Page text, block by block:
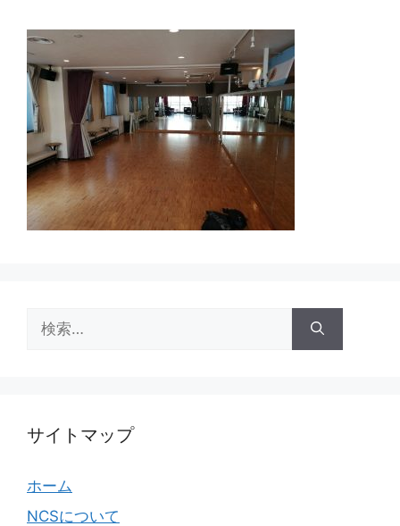
索:
サイトマップ
ホーム
NCSについて